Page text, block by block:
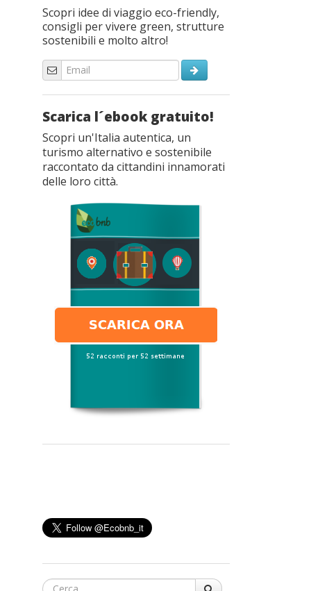
Scopri idee di viaggio eco-friendly,
consigli per vivere green, strutture
sostenibili e molto altro!
Scarica l´ebook gratuito!
Scopri un'Italia autentica, un
turismo alternativo e sostenibile
raccontato da cittandini innamorati
delle loro città.
Cerca